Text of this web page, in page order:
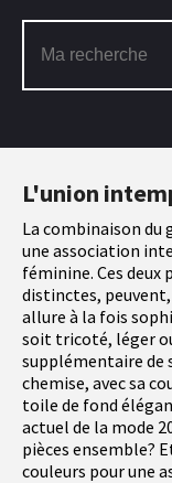
L'union
La combinaison du
une association
féminine. Ces deux
distinctes,
allure à la fois
soit tricoté, léger
supplémentaire de
chemise, avec sa
toile de fond
actuel de la mode
pièces ensemble?
couleurs pour une